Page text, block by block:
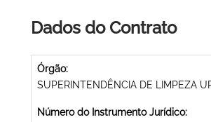
Dados do Contrato
Órgão:
SUPERINTENDÊNCIA DE LIMPEZA
Número do Instrumento Jurídico: